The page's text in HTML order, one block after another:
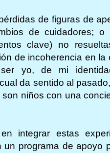
de figuras de
de cuidadores;
clave) no
de incoherencia en
ser yo, de mi
da sentido al
son niños con una
integrar estas
un programa de apoyo